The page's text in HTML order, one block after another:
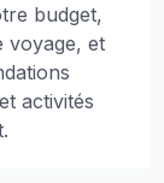
budget,
voyage, et
activités